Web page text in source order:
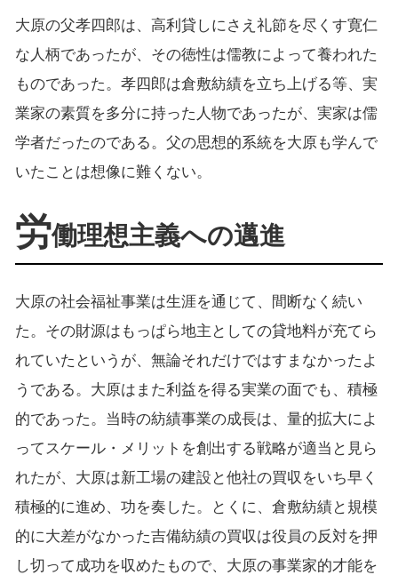
大原の父孝四郎は、高利貸しにさえ礼節を尽くす寛仁
な人柄であったが、その徳性は儒教によって養われた
ものであった。孝四郎は倉敷紡績を立ち上げる等、実
業家の素質を多分に持った人物であったが、実家は儒
学者だったのである。父の思想的系統を大原も学んで
いたことは想像に難くない。
労働理想主義への邁進
大原の社会福祉事業は生涯を通じて、間断なく続い
た。その財源はもっぱら地主としての貸地料が充てら
れていたというが、無論それだけではすまなかったよ
うである。大原はまた利益を得る実業の面でも、積極
的であった。当時の紡績事業の成長は、量的拡大によ
ってスケール・メリットを創出する戦略が適当と見ら
れたが、大原は新工場の建設と他社の買収をいち早く
積極的に進め、功を奏した。とくに、倉敷紡績と規模
的に大差がなかった吉備紡績の買収は役員の反対を押
し切って成功を収めたもので、大原の事業家的才能を